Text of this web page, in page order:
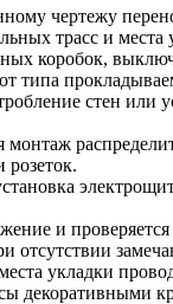
чертежу
трасс и места
коробок,
типа
стен или
монтаж
розеток.
и
отсутствии
укладки
декоративными